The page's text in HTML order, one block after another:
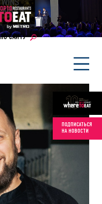
САЙТУ
ПОДПИСАТЬСЯ
НА НОВОСТИ